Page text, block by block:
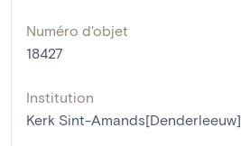
Numéro d'objet
18427
Institution
Kerk Sint-Amands[Denderleeuw]